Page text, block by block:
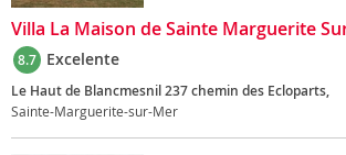
Villa La Maison de Sainte Marguerite
8.7 Excelente
Le Haut de Blancmesnil 237 chemin des Ecloparts,
Sainte-Marguerite-sur-Mer